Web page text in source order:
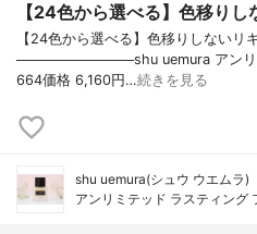
【24色から選べる】色移り
【24色から選べる】色移りしないリ
────────────shu uemura アンリ
664価格 6,160円…続きを見る
shu uemura(シュウ ウエムラ)
アンリミテッド ラスティング